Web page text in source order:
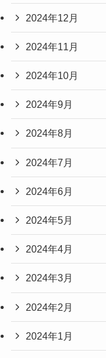
2024年12月
2024年11月
2024年10月
2024年9月
2024年8月
2024年7月
2024年6月
2024年5月
2024年4月
2024年3月
2024年2月
2024年1月